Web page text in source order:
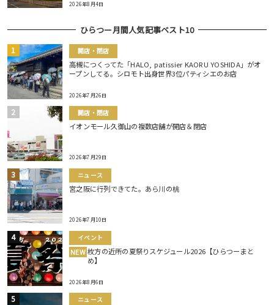
2026年8月4日
ひらつー月間人気記事ベスト10
開店・閉店
高槻につくってた「HALO, patissier KAORU YOSHIDA」がオ
ープンしてる。シロモト出身世界3位パティシエのお店
2026年7月26日
開店・閉店
イオンモール久御山の複数店舗が開店＆閉店
2026年7月29日
ニュース
宮之阪に行列できてた。あら川の桃
2026年7月10日
イベント
NEW 枚方の近所の夏祭りスケジュール2026【ひらつーまと
め】
2026年8月6日
ニュース